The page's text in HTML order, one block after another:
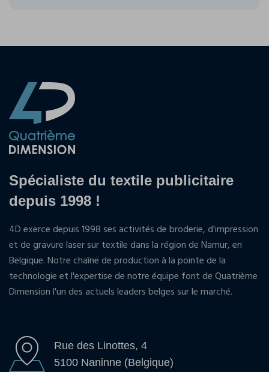
Spécialiste du textile publicitaire
depuis 1998 !
4D exerce depuis 1998 ses activités de broderie, d'impression
et de gravure laser sur textile dans la région de Namur, en
Belgique. Notre chaîne de production à la pointe de la
technologie et l'expertise de notre équipe font de Quatrième
Dimension l'un des actuels leaders belges sur le marché.
Rue des Linottes, 4
5100 Naninne (Belgique)